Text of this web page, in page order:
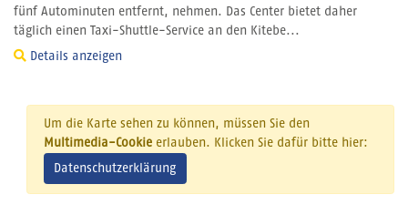
fünf Autominuten entfernt, nehmen. Das Center bietet daher
täglich einen Taxi-Shuttle-Service an den Kitebe...
Details anzeigen
Um die Karte sehen zu können, müssen Sie den
Multimedia-Cookieerlauben. Klicken Sie dafür bitte hier:
Datenschutzerklärung